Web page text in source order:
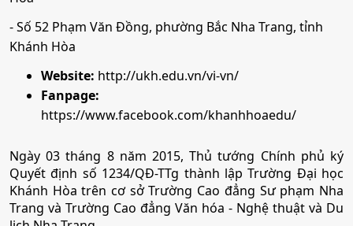
Quản trị khách sạn
Tổ hợp:D01; D14; D15; D11; D12; D13
Mã ngành:7810201
8. Ngôn ngữ Anh
•Mã ngành:
Chỉ tiêu: 180
• Phương thức xét tuyển: Ưu TiênĐGNL HCM ĐT THPT Học Bạ
• Tổ hợp: D01; D14; D15; D09; D10; X79; D11; D12;
D13
- Số 52 Phạm Văn Đồng, phường Bắc Nha Trang, tỉnh
Khánh Hòa
Website: http://ukh.edu.vn/vi-vn/
Fanpage:
https://www.facebook.com/khanhhoaedu/
Ngày 03 tháng 8 năm 2015, Thủ tướng Chính phủ ký
Quyết định số 1234/QĐ-TTg thành lập Trường Đại học
Khánh Hòa trên cơ sở Trường Cao đẳng Sư phạm Nha
Trang và Trường Cao đẳng Văn hóa - Nghệ thuật và Du